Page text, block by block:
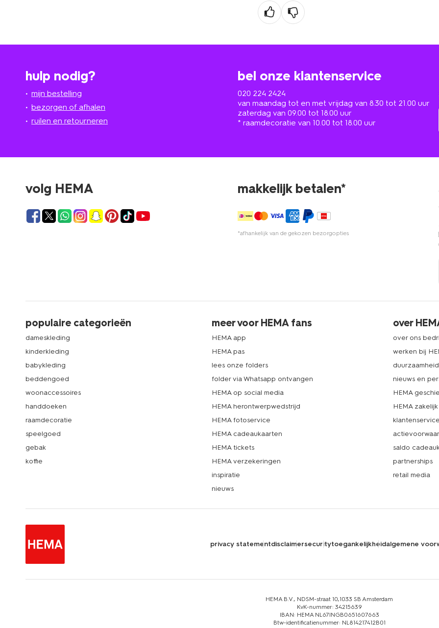
hulp nodig?
mijn bestelling
bezorgen of afhalen
ruilen en retourneren
bel onze klantenservice
020 224 2424
van maandag tot en met vrijdag van 8.30 tot 21.00 uur
zaterdag van 09.00 tot 18.00 uur
* raamdecoratie van 10.00 tot 18.00 uur
volg HEMA makkelijk betalen*
*afhankelijk van de gekozen bezorgopties
populaire categorieën
dameskleding
kinderkleding
babykleding
beddengoed
woonaccessoires
handdoeken
raamdecoratie
speelgoed
gebak
koffie
meer voor HEMA fans
HEMA app
HEMA pas
lees onze folders
folder via Whatsapp ontvangen
HEMA op social media
HEMA herontwerpwedstrijd
HEMA fotoservice
HEMA cadeaukaarten
HEMA tickets
HEMA verzekeringen
inspiratie
nieuws
over
over ons
werken bij
duurzaamheid
nieuws en
HEMA
HEMA zakelijk
klantenservice
saldo
partnerships
retail media
privacy statementdisclaimersecuritytoegankelijkheidalgemene
HEMA B.V., NDSM-straat 10,1033 SB Amsterdam
KvK-nummer: 34215639
IBAN: HEMA NL67INGB0651607663
Btw-identificatienummer: NL814217412B01